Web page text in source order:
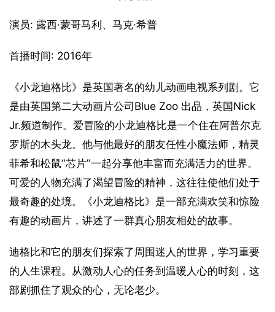
演员: 露西·蒙哥马利、马克·希普
首播时间: 2016年
《小龙迪格比》是英国著名的幼儿动画电视系列剧。它
是由英国第二大动画片公司Blue Zoo 出品，英国Nick
Jr.频道制作。爱冒险的小龙迪格比是一个住在阿普尔克
罗斯的木头龙。他与他最好的朋友任性小魔法师，精灵
菲希和松鼠“芯片”一起分享他丰富而充满活力的世界。
可爱的人物充满了渴望冒险的精神，这往往使他们处于
最奇趣的处境。《小龙迪格比》是一部充满欢笑和惊险
有趣的动画片，讲述了一群真心朋友相处的故事。
迪格比和它的朋友们探索了周围迷人的世界，学习重要
的人生课程。从激动人心的任务到温暖人心的时刻，这
部剧抓住了观众的心，无论老少。